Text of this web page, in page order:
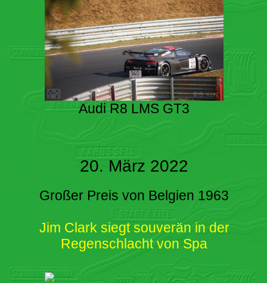
Audi R8 LMS GT3
20. März 2022
Großer Preis von Belgien 1963
Jim Clark siegt souverän in der
Regenschlacht von Spa